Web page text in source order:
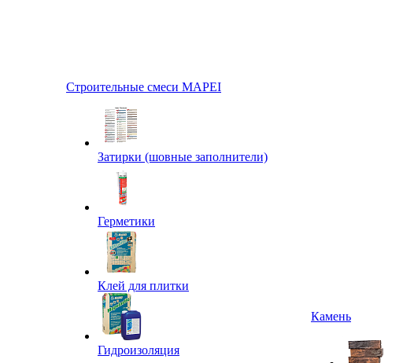
Строительные смеси MAPEI
Затирки (шовные заполнители)
Герметики
Клей для плитки
Гидроизоляция
Камень